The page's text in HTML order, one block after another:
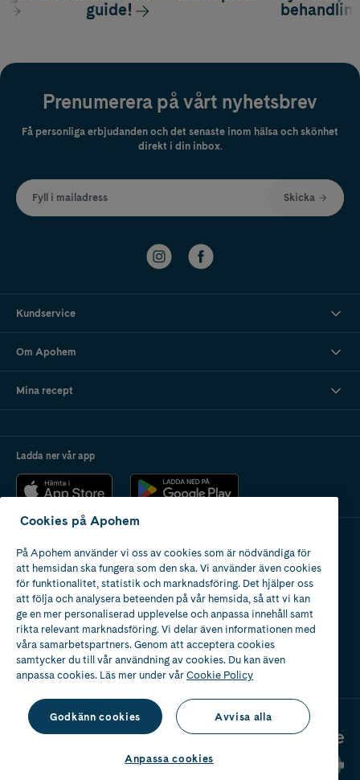
guide!
Prenumerera på vårt nyhetsbrev
Få personliga erbjudanden och det senaste inom hälsa och skönhet
direkt i din inbox.
Fyll i mailadress Skicka
Kundservice
Om Apohem
Mina recept
Ladda ner vår app
Apotek med tillstånd
av Läkemedelsverket
Cookies på Apohem
På Apohem använder vi oss av cookies som är nödvändiga för
att hemsidan ska fungera som den ska. Vi använder även cookies
för funktionalitet, statistik och marknadsföring. Det hjälper oss
att följa och analysera beteenden på vår hemsida, så att vi kan
ge en mer personaliserad upplevelse och anpassa innehåll samt
rikta relevant marknadsföring. Vi delar även informationen med
våra samarbetspartners. Genom att acceptera cookies
samtycker du till vår användning av cookies. Du kan även
anpassa cookies. Läs mer under vårCookie Policy
Godkänn cookies Avvisa alla
Anpassa cookies